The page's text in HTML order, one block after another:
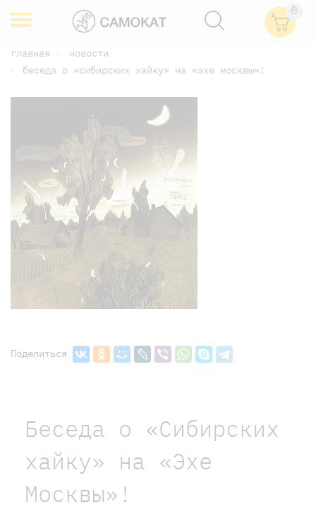
0
главная
новости
беседа о «сибирских хайку» на «эхе москвы»!
Поделиться
Беседа о «Сибирских
хайку» на «Эхе
Москвы»!